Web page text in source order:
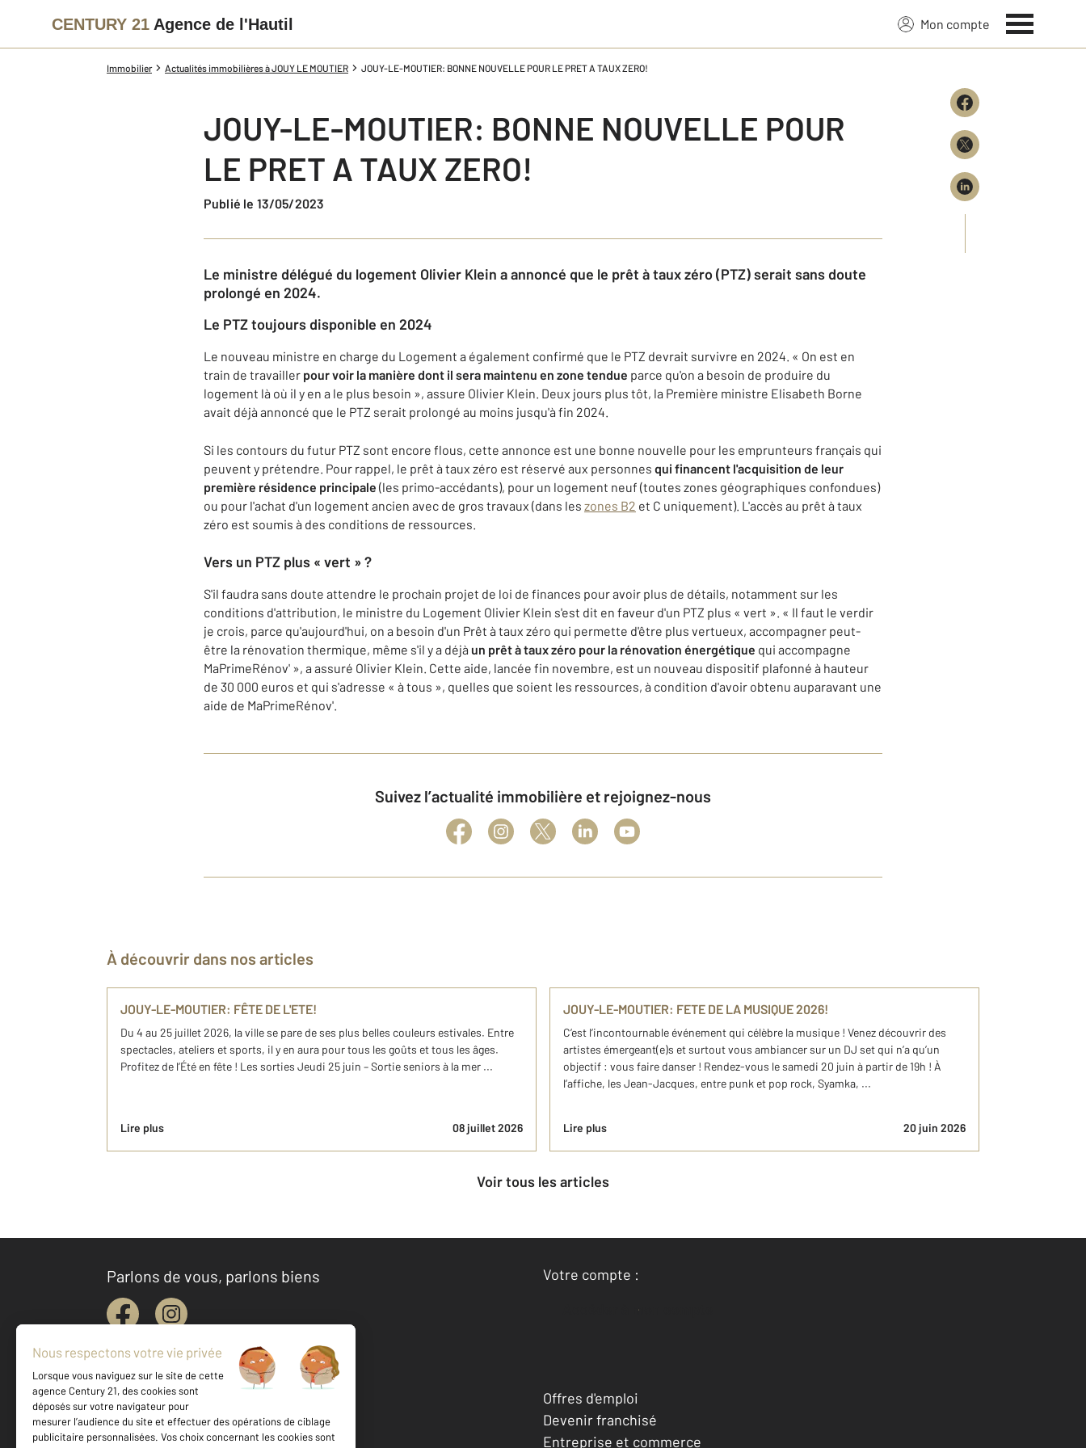
CENTURY 21 Agence de l'Hautil Mon compte
Immobilier Actualités immobilières à JOUY LE MOUTIER JOUY-LE-MOUTIER: BONNE NOUVELLE POUR LE PRET A TAUX ZERO!
JOUY-LE-MOUTIER: BONNE NOUVELLE POUR
LE PRET A TAUX ZERO!
Publié le 13/05/2023
Le ministre délégué du logement Olivier Klein a annoncé que le prêt à taux zéro (PTZ) serait sans doute
prolongé en 2024.
Le PTZ toujours disponible en 2024
Le nouveau ministre en charge du Logement a également confirmé que le PTZ devrait survivre en 2024. « On est en
train de travailler pour voir la manière dont il sera maintenu en zone tendue parce qu'on a besoin de produire du
logement là où il y en a le plus besoin », assure Olivier Klein. Deux jours plus tôt, la Première ministre Elisabeth Borne
avait déjà annoncé que le PTZ serait prolongé au moins jusqu'à fin 2024.
Si les contours du futur PTZ sont encore flous, cette annonce est une bonne nouvelle pour les emprunteurs français qui
peuvent y prétendre. Pour rappel, le prêt à taux zéro est réservé aux personnes qui financent l'acquisition de leur
première résidence principale (les primo-accédants), pour un logement neuf (toutes zones géographiques confondues)
ou pour l'achat d'un logement ancien avec de gros travaux (dans les zones B2 et C uniquement). L'accès au prêt à taux
zéro est soumis à des conditions de ressources.
Vers un PTZ plus « vert » ?
S'il faudra sans doute attendre le prochain projet de loi de finances pour avoir plus de détails, notamment sur les
conditions d'attribution, le ministre du Logement Olivier Klein s'est dit en faveur d'un PTZ plus « vert ». « Il faut le verdir
je crois, parce qu'aujourd'hui, on a besoin d'un Prêt à taux zéro qui permette d'être plus vertueux, accompagner peut-
être la rénovation thermique, même s'il y a déjà un prêt à taux zéro pour la rénovation énergétique qui accompagne
MaPrimeRénov' », a assuré Olivier Klein. Cette aide, lancée fin novembre, est un nouveau dispositif plafonné à hauteur
de 30 000 euros et qui s'adresse « à tous », quelles que soient les ressources, à condition d'avoir obtenu auparavant une
aide de MaPrimeRénov'.
Suivez l’actualité immobilière et rejoignez-nous
À découvrir dans nos articles
JOUY-LE-MOUTIER: FÊTE DE L'ETE!
Du 4 au 25 juillet 2026, la ville se pare de ses plus belles couleurs estivales. Entre
spectacles, ateliers et sports, il y en aura pour tous les goûts et tous les âges.
Profitez de l’Été en fête ! Les sorties Jeudi 25 juin – Sortie seniors à la mer ...
Lire plus 08 juillet 2026
JOUY-LE-MOUTIER: FETE DE LA MUSIQUE 2026!
C’est l’incontournable événement qui célèbre la musique ! Venez découvrir des
artistes émergeant(e)s et surtout vous ambiancer sur un DJ set qui n’a qu’un
objectif : vous faire danser ! Rendez-vous le samedi 20 juin à partir de 19h ! À
l’affiche, les Jean-Jacques, entre punk et pop rock, Syamka, ...
Lire plus 20 juin 2026
Voir tous les articles
Parlons de vous, parlons biens
Votre compte :
Accéder à mon compte
Offres d'emploi
Devenir franchisé
Entreprise et commerce